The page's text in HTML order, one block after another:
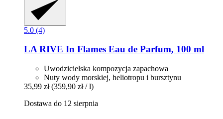
5.0 (4)
LA RIVE In Flames Eau de Parfum, 100 ml
Uwodzicielska kompozycja zapachowa
Nuty wody morskiej, heliotropu i bursztynu
35,99 zł (359,90 zł / l)
Dostawa do 12 sierpnia